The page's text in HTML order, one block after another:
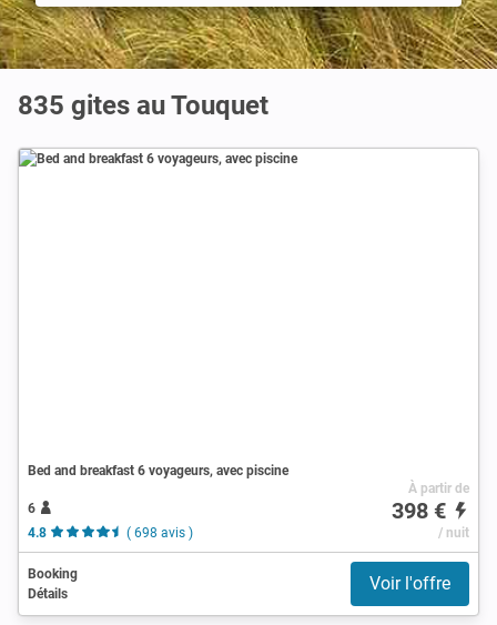
835 gites au Touquet
Bed and breakfast 6 voyageurs, avec piscine
6
4.8
( 698 avis )
À partir de
398 €
/ nuit
Booking
Détails
Voir l'offre